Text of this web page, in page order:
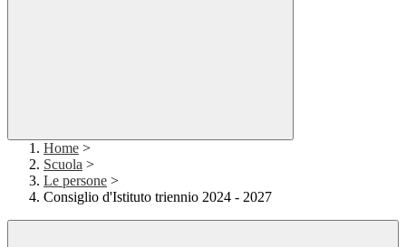
Home >
Scuola >
Le persone >
Consiglio d'Istituto triennio 2024 - 2027